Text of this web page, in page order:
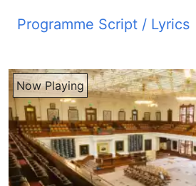
Programme Script / Lyrics
بلندپای دولت به قانون پایبن نباشن و به نیروه های امنیتی احترام نگزانن نباید از شهروندان آدی توقعی ای کار داشت امچنان ربیالله صدیقی از برخورد سربازان امنیتی با مردم انتقاد می کنه و میگه نیروه های امنیتی به عنوان محافظان مردم و کشور باید رفتارشان با مردم تغییر بتن ای در حال از که تنشا میان نیروه های امنیتی و اعضای مجلس نمائندگان بحث تازه نیست از ای پشت نیز نیروه های امنیتی با محافظان وکلای پارلمان بارها درگیر شدن در پای ای درگیری ها وزارت امور داخله و ریاست امنیت ملی یک قطع مشترک ایجاد کدن تا از گشت و گزار وسایت نقلیه بپلیت و شیش سیاه در شهر جلوگیری کنن ای قطع در نقاط مختلف شهر بگونه محقق ایستای بازرسی ایجاد میکنن و شیشای سیاه موترها را توسط رانندگانشان پاک میکنه ای قطع پس ازان بمیان آمد که ارضیابی مقام های امنیتی نشان داده است بیشتر میزان جرایم توسط افراد زرگو با واسطه های نقلیه بیسند و شیشا سیاه سودت گرفته است نشست استراری مجلس نمائندگان بپیشینه است و برخی از عضای مجلس میگن در اصول وزایف داخلی مجلس برگزاری نشست های استراری شبه انگام میزکر نشده است که باعث سرگردانی وزیر داخلی، معامل امنیت و دیگر عراقین دولتی شدند اینا صرف بخاطر از ای که خودشان عملن قانون را نقص کرده بودند اینا ای جلسر اینا راندازی کردند خیلی که ما شما شنیدیم میگن که عساکر برای زنان بیترامی کردند و موتر از زنان را توقف دادند در حال که اصل مکراب ای بوده که موترهای ای از طرف دولت و از طرف خود پارلمان تصدیف شده بود که ایچ کسی نمیتوند که در موتر خود فلم سیاه را داشته باشد بر خاطر از ای که بسیاری حوادثه که صورت میگرد متاسفانه با این موترهایی که شیشایشان سیاه است و رنگین است متاسفانه تروریست ها و بعض از خواست که واقعا علیه حاکمت افغانستان همیشه جنگیدن و مردم افغانستان را دخون شندند از طرف این موترها داخل شهر انتقال داده شدند و امی خاطر این موترهای از اینا را توقف دادند تا امی فلم هایی که اینا داشتند در شیشای خود را پاک بکند ولی این را قسم دیگی و به حساب رنگ دیگی به این دادند که نیروحی امنیتی به اینا بهترامی کردند و جالب است که بله همچنان میگه که دشنا هم دادند بله در حال که اگر ما شما به وظایف به حساب اعضای پارلمان یا نمائنده های مردم دقیق بکنیم پارلمان یا شورای ملی افغانستان مسحر اراده مردم افغانستان است و در اینجا کسای جمع میشند که از طرف مردم افغانستان در تمام افغانستان از سراسر افغانستان در هر منطقه که اونا زندگی می کنند اونا به نمائندگی از امو مردم ای در پارلمان انتخاب می شد از طرف مردم و مردم می خواهند که اینا صدایشان در پارلمان باشد و خواسته ها و نیازه های از اونا را اینا وسیله شود و به گوش دولت برسانند تا مشکلاتشانه دولت ما در نظر گرفته و ای مشکلات و خواسته های مشروع از اونا را دولت باید رفع بکنه ولی اکثر ان دیده شده که پارلمان زیادتر مسروف مسائل بوده که به نفع شخصی خود اعضای پارلمان است بعض وقت ها دیده شده که اعضای پارلمان بخاطر از ای که مسروف و مشغول کارهای شخصی خود بودند اتا بسیاری کسای از اینا بخارج سفر کردند و حال خدا را شکر میکنیم که موضوعی کورونا زیادتر سفر کرده نمی تانند اما در سابق بسیار کم اینا داخل کشور حضور داشتند و همیشه اینا در سفر بودند و جلسات پارلمان بخاطر ادم نصاب پارلمان جلسات به تحویق مفتاد ولی میبینیم که به خاطر ازی که چون منفعت و منافع خودشان متره بود به حساب ایسیات آبروی خودشان متره بود میبینیم که اینا اتا در نیمه شاو اینا آذر شدند و جلسه را که در تاریخ پارلمان افغانستان ای بسابقه بوده بر اولین بار از ساعت 11 بج شاو اینا پارلمان به حساب جلسه شا بزرگ اینا برا مندازند و مسئولین موضوعات داخل را مسئولین امنیت اینا به حساب از خواب بیدار میکنند و اینا را فرا میخونند بره تا اونا برشان توضیح بده که چرا ای کار صورت گرفته شاید جان باقعا میبینیم که در افغانستان کارهای صورت میگیره که هیچوقت سابقه نداشته و ای اولین بار نیست که میبینیم ای کارها صورت میگیره و متاسفانه بگویم ایقدر عرج و مرج ایقدر امی کارهای سربخودی زیاد شده که ما خودت شاید جان تا حالا چقدر برنامه داشتیم هر بار هم برنامه در مورد یکی از فسادهای اداری یا یکی از کارهایی بوده که در دولت صورت گرفته و متاسفانه میبینیم که اینا از مقام و منصب خود از اون جایی که اصلا سوی استفاده میکنند هر کار را میخوایند به زور بکنند و اگر واقعا شما هیچ مشکل ندارین اگر چیز ندارین که پنهان کنین دیگر پشت شیش های سیاه نمیکنین خود پنهان و نباید هم بترسین شما در بین مردم استین مردمی که سالها قربانی میدن و قربانی شدن اگر شما واقعا صادقانه کار کنین بخاطر مردم کار کنین شما هیچوقت پشت شیش های سیاه پنهان نمیشین شما خودتان را در بین امو مردم اصاب میکنین و اگر هم کشتمیشین مثل یکی از از آراغ غریب و بیچاری که دروی سدک ها کشت شده شد شاید شما باشین من فکر کنم اگر بخاطر کار خوب هم کسی کشت شد من فکر کنم نامش بیاد مردم زیادتر میموند تایی که از زور خود از مقام خود استفاده کنند و ار کار را که به نف شخصی خودشان است عملی کنند بله و اکثرا دیده شده چی در دوران پارلمان فیلی و چی در گزشته زیادتر اعضای پارلمان در دیگر کشورا اگر ما شما دقت بکنیم واقعا اعضای پارلمان صدای مردم خود است صدای محل خود است و نیازهایی که در اون ضرورت است واقعا او را به شکل بسیار درستش با منطقه بلند او را بر پارلمان میرسانه و دولت قانی میسازه و دولت امو مشکل را که در اون نحیه وجود داره ویا امو محل که مردم با اون مشکلات روبرو است دولت دپای مرفوع از اون میبرایه ولی متاسفانه ما شما میبینیم که در افغانستان برعکسی مسائل است فقط توجه و نظر اعضای پارلمان زیادتر سر مسائل شخصی خودشان است در حاله که پارلمان جایست که صدای مردم اینا باید باشند اینا باید خود را باید نبینند در اونجا باید مسائل شخصی اصلا مطره نشند باید مسائل اجتماعی، مشکلات مردم درد مردم، موضوعات مملکتی و کشوری باید مطره شود نه مسائل شخصی در حاله اگر می بینیم که از بالاها از رست دولت اینا قانون شکرنی میکنند ما فکر کنیم این یک نتیجه بسیار خراب دارد بر مردم ها کسی از اونا الگو نمی گیرند و برعکس الگوی هم که می گیرند الگوی منفی می گیرند و توقعی که مردم از اینا دارد امو توقعیشان بسیار مردم ما دلسرد می شند و از امو رایی که براز اینا دادند اونا بسیار دلخورده و پشت ایمان می شند بخاطر ازی که پارلمان جاه است که اینا خودشان قانون را می سازد و باید اعضای پارلمان اولین کسای باشند که در پای تطبیق این قانون براند در پای ازی براند که از این قانون اطاعت بکنند به این قانون احترام بگذارند تا نمونه شواند بر سایر افراد ول می بینیم که متاسفان خود اعضای پارلمان چیزی را که خودشان تصویب کردند قانون را که خودشان وزد کردند خودشان اولین کسایستند که این قانون را به حساب می شکردند و زیر پا می کنند پس زمان که خود از اینا قانون را تصویب می کند و خودشان او را نقص می کند پس توقعی از اونا از مردم چی است؟ اگر خود از اینا قانون شکنی را برای مردم یاد می دند که چطور شما باید از قانون سرکشی بکنید آیا آدم می تانه به ایک تیب افراد انسان وطن دوست وطن خواهد مردم دوست خطاب بکنه؟ بسیار مشکل است قانون به ایک خیسم وکالا آدم بگه که اینا واقعا مردم دوست استند و کشور خود را دوست دارند بله شاید جان اگر نیروهای امنتی ما برای سربازهای امنتی نیروهای امنتی کسایی که امنیت مردم را می گیره اگر به اینا احترام نگذارند درست دولت هستند یا مقامای بلند رودبه هستند اینا همیشه میبینیم که جنگ و درگیدی جریان دارند و این بار اول نیست بار
Now Playing